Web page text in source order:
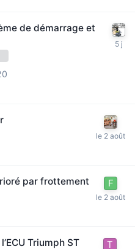
de démarrage et
par frottement
Triumph ST